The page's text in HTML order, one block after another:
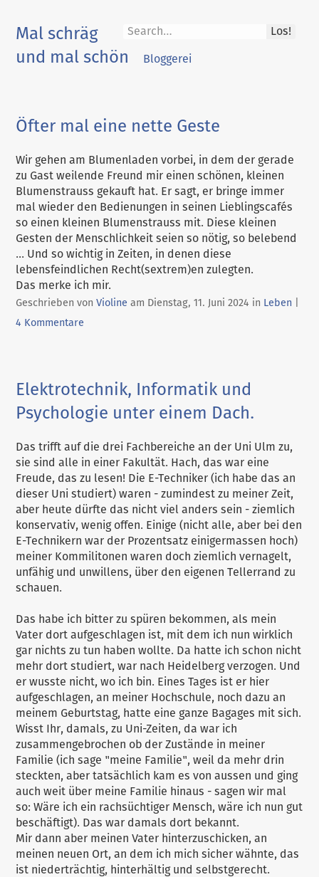
content
Los!
Mal schräg
und mal schön
Bloggerei
Öfter mal eine nette Geste
Wir gehen am Blumenladen vorbei, in dem der gerade
zu Gast weilende Freund mir einen schönen, kleinen
Blumenstrauss gekauft hat. Er sagt, er bringe immer
mal wieder den Bedienungen in seinen Lieblingscafés
so einen kleinen Blumenstrauss mit. Diese kleinen
Gesten der Menschlichkeit seien so nötig, so belebend
... Und so wichtig in Zeiten, in denen diese
lebensfeindlichen Recht(sextrem)en zulegten.
Das merke ich mir.
Geschrieben vonVioline am Dienstag, 11. Juni 2024 in Kategorien:
Leben
4 Kommentare
Elektrotechnik, Informatik und
Psychologie unter einem Dach.
Das trifft auf die drei Fachbereiche an der Uni Ulm zu,
sie sind alle in einer Fakultät. Hach, das war eine
Freude, das zu lesen! Die E-Techniker (ich habe das an
dieser Uni studiert) waren - zumindest zu meiner Zeit,
aber heute dürfte das nicht viel anders sein - ziemlich
konservativ, wenig offen. Einige (nicht alle, aber bei den
E-Technikern war der Prozentsatz einigermassen hoch)
meiner Kommilitonen waren doch ziemlich vernagelt,
unfähig und unwillens, über den eigenen Tellerrand zu
schauen.
Das habe ich bitter zu spüren bekommen, als mein
Vater dort aufgeschlagen ist, mit dem ich nun wirklich
gar nichts zu tun haben wollte. Da hatte ich schon nicht
mehr dort studiert, war nach Heidelberg verzogen. Und
er wusste nicht, wo ich bin. Eines Tages ist er hier
aufgeschlagen, an meiner Hochschule, noch dazu an
meinem Geburtstag, hatte eine ganze Bagages mit sich.
Wisst Ihr, damals, zu Uni-Zeiten, da war ich
zusammengebrochen ob der Zustände in meiner
Familie (ich sage "meine Familie", weil da mehr drin
steckten, aber tatsächlich kam es von aussen und ging
auch weit über meine Familie hinaus - sagen wir mal
so: Wäre ich ein rachsüchtiger Mensch, wäre ich nun gut
beschäftigt). Das war damals dort bekannt.
Mir dann aber meinen Vater hinterzuschicken, an
meinen neuen Ort, an dem ich mich sicher wähnte, das
ist niederträchtig, hinterhältig und selbstgerecht.